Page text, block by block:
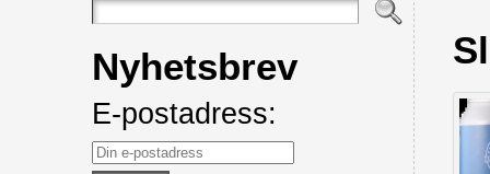
Nyhetsbrev
E-postadress: